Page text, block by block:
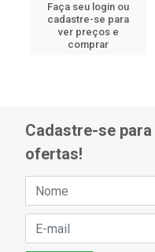
Faça seu login ou
cadastre-se para
ver preços e
comprar
Cadastre-se
ofertas!